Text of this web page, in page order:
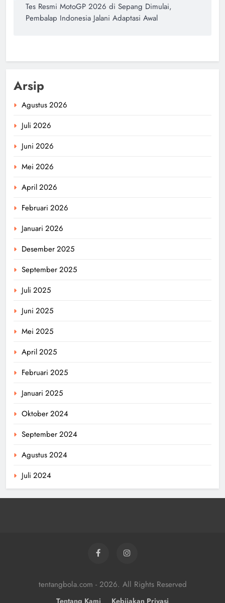
Tes Resmi MotoGP 2026 di Sepang Dimulai,
Pembalap Indonesia Jalani Adaptasi Awal
Arsip
Agustus 2026
Juli 2026
Juni 2026
Mei 2026
April 2026
Februari 2026
Januari 2026
Desember 2025
September 2025
Juli 2025
Juni 2025
Mei 2025
April 2025
Februari 2025
Januari 2025
Oktober 2024
September 2024
Agustus 2024
Juli 2024
tentangbola.com - 2026. All Rights Reserved
Tentang Kami Kebijakan Privasi